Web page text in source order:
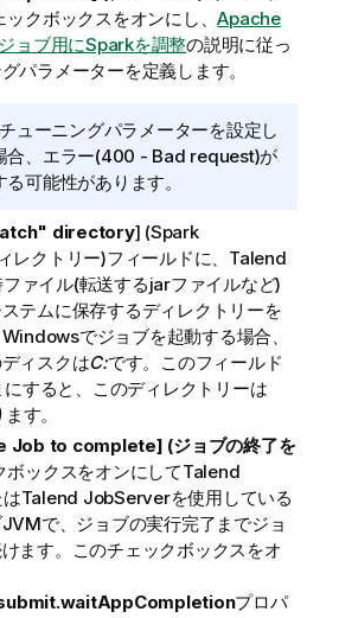
ックボックスをオンにし、Apache
ョブ用にSparkを調整の説明に従っ
パラメーターを定義します。
チューニングパラメーターを設定し
合、エラー(400 - Bad request)が
る可能性があります。
directory] (Spark
クトリー)フィールドに、 Talend
ァイル(転送するjarファイルなど)
テムに保存するディレクトリーを
でジョブを起動する場合、
ィスクはC:です。このフィールド
にすると、このディレクトリーは
す。
Job to complete] (ジョブの終了を
ボックスをオンにしてTalend
Talend JobServerを使用している
で、ジョブの実行完了までジョ
ます。このチェックボックスをオ
プロパ